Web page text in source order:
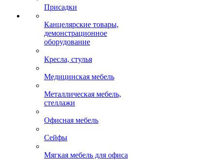
Присадки
Канцелярские товары,
демонстрационное
оборудование
Кресла, стулья
Медицинская мебель
Металлическая мебель,
стеллажи
Офисная мебель
Сейфы
Мягкая мебель для офиса